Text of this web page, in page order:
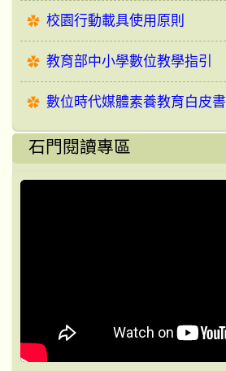
校園行動載具使用原則
教育部中小學數位教學指引
數位時代媒體素養教育白皮書
石門閱讀專區